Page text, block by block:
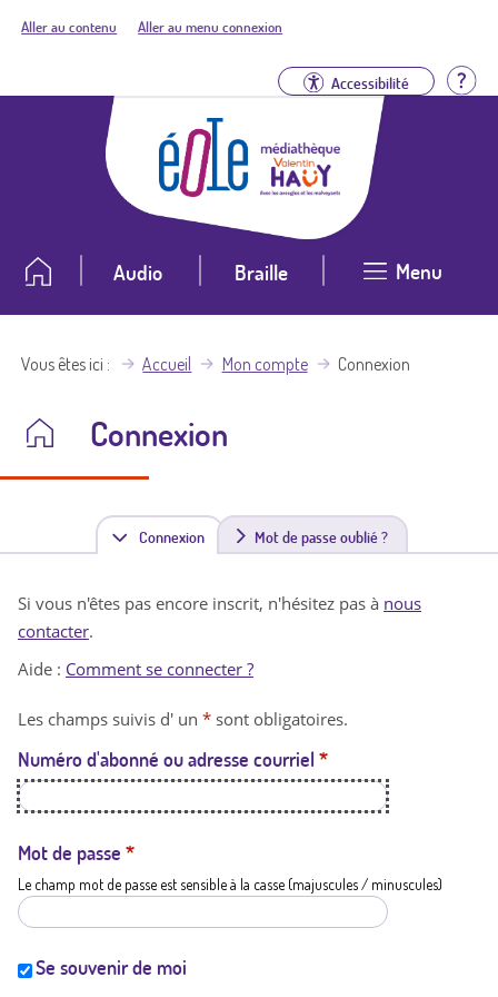
Aller au contenu Aller au menu connexion
Accessibilité
Audio Braille Menu
Vous êtes ici Accueil Mon compte Connexion
Connexion
Connexion(
n
t
a
t
i
Mot de passe oublié ?
Si vous n'êtes pas encore inscrit, n'hésitez pas à nous
contacter.
Aide : Comment se connecter ?
Les champs suivis d' un * sont obligatoires.
Numéro d'abonné ou adresse courriel *
Mot de passe *
Le champ mot de passe est sensible à la casse (majuscules / minuscules)
Se souvenir de moi